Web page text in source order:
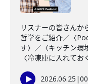
リスナーの皆さんか
哲学をご紹介／〈
す〉／〈キッチン環
〈冷凍庫に入れて
2026.06.25 |